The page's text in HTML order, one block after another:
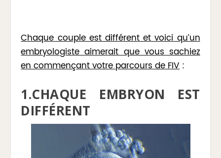
Chaque couple est différent et voici qu’un
embryologiste aimerait que vous sachiez
en commençant votre parcours de FIV:
1.CHAQUE EMBRYON EST
DIFFÉRENT